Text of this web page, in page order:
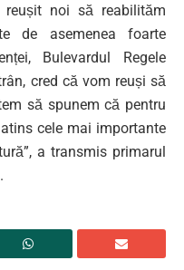
noi să reabilităm
de asemenea foarte
Bulevardul Regele
cred că vom reuși să
să spunem că pentru
cele mai importante
a transmis primarul